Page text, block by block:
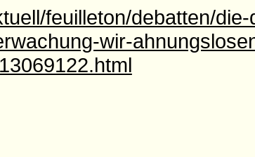
feuilleton/debatten/die-
wir-